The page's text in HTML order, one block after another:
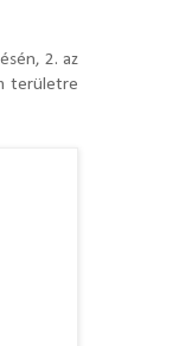
2. az
területre